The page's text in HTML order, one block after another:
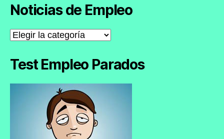
Noticias de Empleo
Noticias
de
Test Empleo Parados